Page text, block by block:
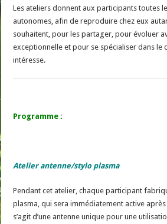
Les ateliers donnent aux participants toutes
autonomes, afin de reproduire chez eux
souhaitent, pour les partager, pour évoluer
exceptionnelle et pour se spécialiser dans le
intéresse.
Programme :
Atelier antenne/stylo plasma
Pendant cet atelier, chaque participant
plasma, qui sera immédiatement active
s’agit d’une antenne unique pour une